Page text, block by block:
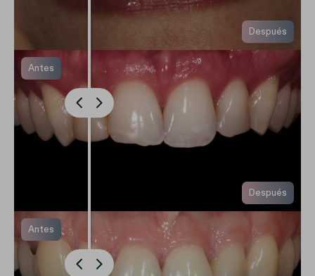
Después
Antes
Después
Antes